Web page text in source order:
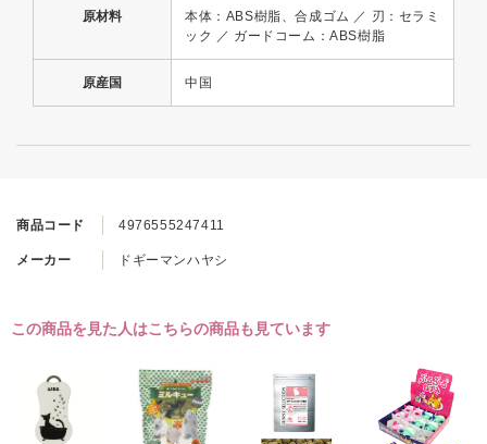
商品コード 4976555247411
メーカー ドギーマンハヤシ
原材料
本体：ABS樹脂、合成ゴム ／ 刃：セラミ
ック ／ ガードコーム：ABS樹脂
原産国 中国
この商品を見た人はこちらの商品も見ています